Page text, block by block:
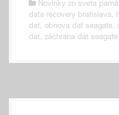
Novinky zo sveta
data recovery bratislava,
dát, obnova dat seagate,
dát, záchrana dát seagate